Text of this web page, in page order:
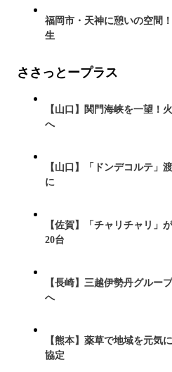
福岡市・天神に憩いの空間
生
ささっとープラス
【山口】関門海峡を一望！
へ
【山口】「ドンデコルテ」
に
【佐賀】「チャリチャリ」
20台
【長崎】三越伊勢丹グルー
へ
【熊本】薬草で地域を元
協定